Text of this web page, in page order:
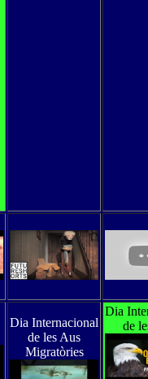
Dia Internacional
de les Aus
Migratòries
Dia
de